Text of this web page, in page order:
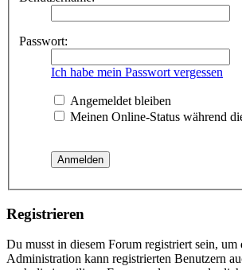
Passwort:
Ich habe mein Passwort vergessen
Angemeldet bleiben
Meinen Online-Status während
Registrieren
Du musst in diesem Forum registriert sein,
Administration kann registrierten Benutzern